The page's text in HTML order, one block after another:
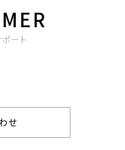
ート
せ